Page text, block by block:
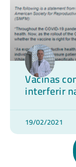
Vacinas
interferir
19/02/2021